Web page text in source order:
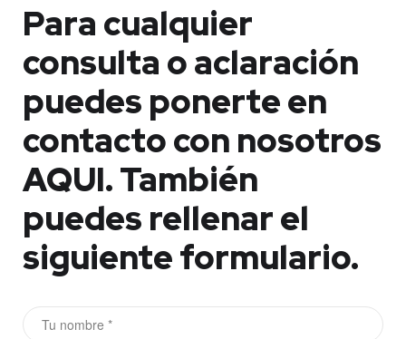
Para cualquier
consulta o aclaración
puedes ponerte en
contacto con nosotros
AQUI.También
puedes rellenar el
siguiente formulario.